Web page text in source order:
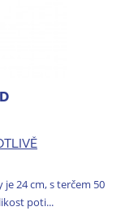
je 24 cm, s terčem 50
poti...